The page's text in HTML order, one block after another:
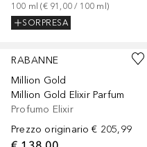
100 ml (€ 91,00 / 100 ml)
SORPRESA
RABANNE
Million Gold
Million Gold Elixir Parfum
Profumo Elixir
Prezzo originario € 205,99